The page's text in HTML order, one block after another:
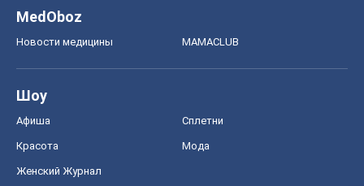
MedOboz
Новости медицины MAMACLUB
Шоу
Афиша Сплетни
Красота Мода
Женский Журнал